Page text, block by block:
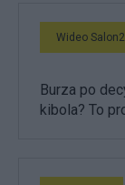
Wideo
Burza po
kibola? To